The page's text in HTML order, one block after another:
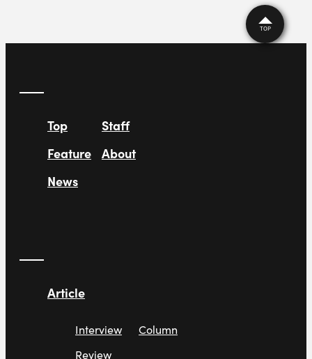
TOP
Top
Feature
News
Staff
About
Article
Interview
Review
Column